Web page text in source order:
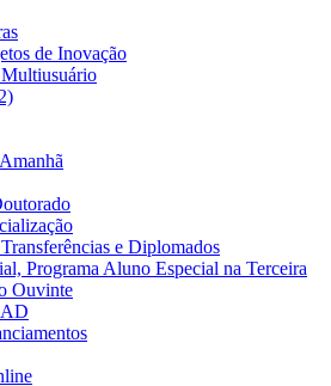
de Inovação
e Diplomados
Programa Aluno Especial na Terceira
Ouvinte